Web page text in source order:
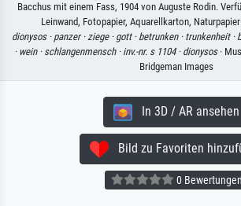
Bacchus mit einem Fass, 1904 von Auguste Rodin.
Leinwand, Fotopapier, Aquarellkarton,
dionysos · panzer ·ziege · gott · betrunken · trunkenheit ·
· wein · schlangenmensch · inv.-nr. s 1104 · dionysos·
Bridgeman Images
In 3D / AR ansehen
Bild zu Favoriten
0 Bewertungen